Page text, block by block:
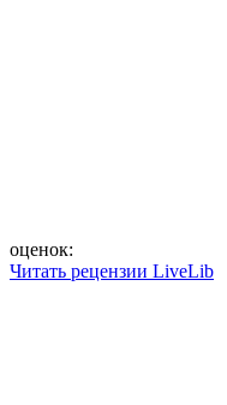
оценок:
Читать рецензии LiveLib